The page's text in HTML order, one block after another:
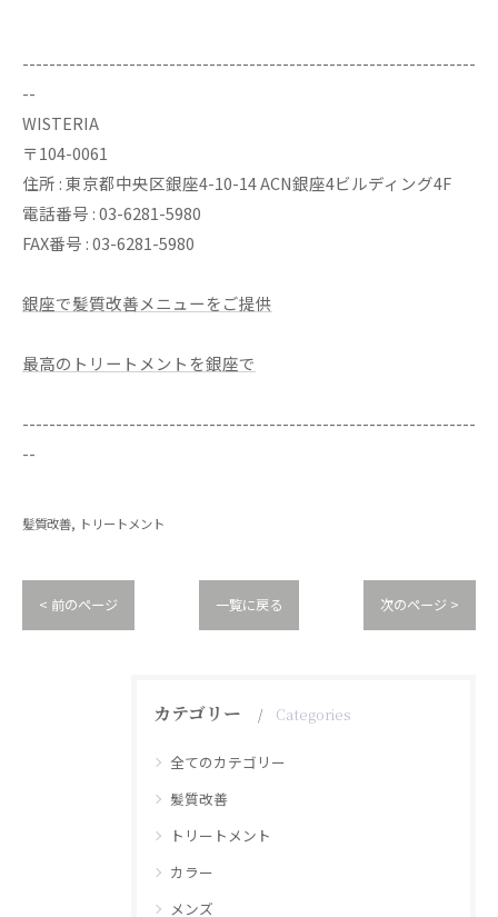
--------------------------------------------------------------------
--
WISTERIA
〒104-0061
住所 : 東京都中央区銀座4-10-14 ACN銀座4ビルディング4F
電話番号 : 03-6281-5980
FAX番号 : 03-6281-5980
銀座で髪質改善メニューをご提供
最高のトリートメントを銀座で
--------------------------------------------------------------------
--
髪質改善 トリートメント
< 前のページ 一覧に戻る 次のページ >
カテゴリー Categories
全てのカテゴリー
髪質改善
トリートメント
カラー
メンズ